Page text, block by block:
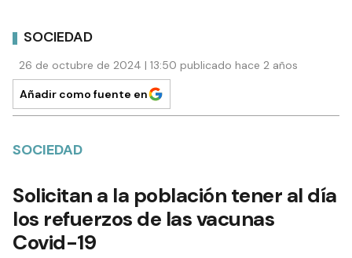
SOCIEDAD
26 de octubre de 2024 | 13:50 publicado hace 2 años
Añadir como fuente en
SOCIEDAD
Solicitan a la población tener al día
los refuerzos de las vacunas
Covid-19